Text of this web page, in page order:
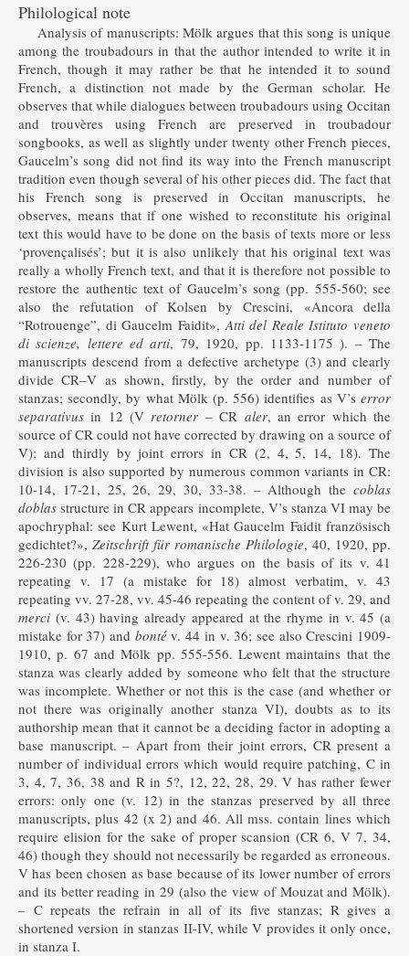
Philological note
Analysis of manuscripts: Mölk argues that this song is unique
among the troubadours in that the author intended to write it in
French, though it may rather be that he intended it to sound
French, a distinction not made by the German scholar. He
observes that while dialogues between troubadours using Occitan
and trouvères using French are preserved in troubadour
songbooks, as well as slightly under twenty other French pieces,
Gaucelm’s song did not find its way into the French manuscript
tradition even though several of his other pieces did. The fact that
his French song is preserved in Occitan manuscripts, he
observes, means that if one wished to reconstitute his original
text this would have to be done on the basis of texts more or less
‘provençalisés’; but it is also unlikely that his original text was
really a wholly French text, and that it is therefore not possible to
restore the authentic text of Gaucelm’s song (pp. 555-560; see
also the refutation of Kolsen by Crescini, «Ancora della
“Rotrouenge”, di Gaucelm Faidit»,Atti del Reale Istituto veneto
di scienze, lettere ed arti, 79, 1920, pp. 1133-1175 ). – The
manuscripts descend from a defective archetype (3) and clearly
divide CR–V as shown, firstly, by the order and number of
stanzas; secondly, by what Mölk (p. 556) identifies as V’s error
separativus in 12 (Vretorner – CR aler, an error which the
source of CR could not have corrected by drawing on a source of
V); and thirdly by joint errors in CR (2, 4, 5, 14, 18). The
division is also supported by numerous common variants in CR:
10-14, 17-21, 25, 26, 29, 30, 33-38. – Although the coblas
doblas structure in CR appears incomplete, V’s stanza VI may be
apochryphal: see Kurt Lewent, «Hat Gaucelm Faidit französisch
gedichtet?», Zeitschrift für romanische Philologie, 40, 1920, pp.
226-230 (pp. 228-229), who argues on the basis of its v. 41
repeating v. 17 (a mistake for 18) almost verbatim, v. 43
repeating vv. 27-28, vv. 45-46 repeating the content of v. 29, and
merci (v. 43) having already appeared at the rhyme in v. 45 (a
mistake for 37) and bontév. 44 in v. 36; see also Crescini 1909-
1910, p. 67 and Mölk pp. 555-556. Lewent maintains that the
stanza was clearly added by someone who felt that the structure
was incomplete. Whether or not this is the case (and whether or
not there was originally another stanza VI), doubts as to its
authorship mean that it cannot be a deciding factor in adopting a
base manuscript. – Apart from their joint errors, CR present a
number of individual errors which would require patching, C in
3, 4, 7, 36, 38 and R in 5?, 12, 22, 28, 29. V has rather fewer
errors: only one (v. 12) in the stanzas preserved by all three
manuscripts, plus 42 (x 2) and 46. All mss. contain lines which
require elision for the sake of proper scansion (CR 6, V 7, 34,
46) though they should not necessarily be regarded as erroneous.
V has been chosen as base because of its lower number of errors
and its better reading in 29 (also the view of Mouzat and Mölk).
– C repeats the refrain in all of its five stanzas; R gives a
shortened version in stanzas II-IV, while V provides it only once,
in stanza I.